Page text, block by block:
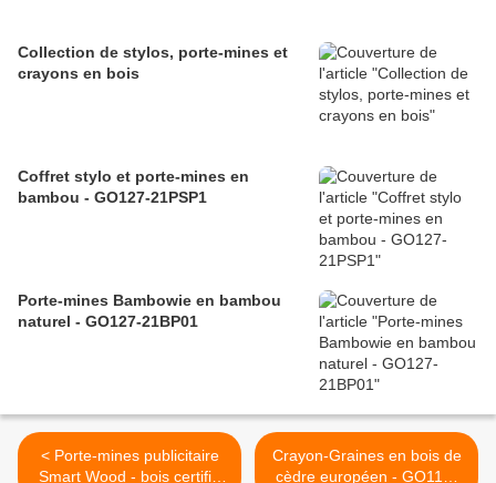
Collection de stylos, porte-mines et
crayons en bois
Coffret stylo et porte-mines en
bambou - GO127-21PSP1
Porte-mines Bambowie en bambou
naturel - GO127-21BP01
< Porte-mines publicitaire
Smart Wood - bois certifié
Crayon-Graines en bois de
cèdre européen - GO119-